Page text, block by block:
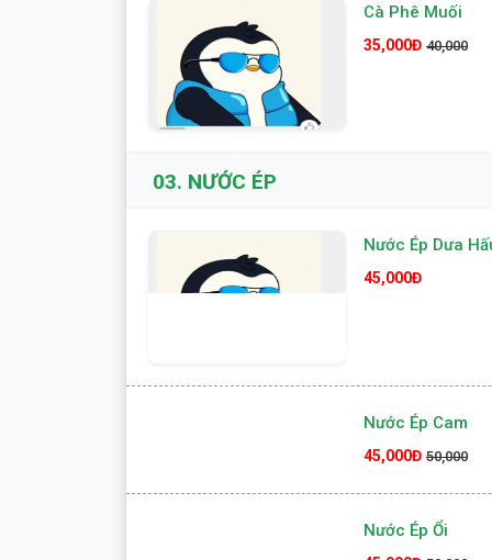
Cà Phê Muối
35,000Đ 40,000
03. NƯỚC ÉP
Nước Ép Dưa
45,000Đ
Nước Ép Cam
45,000Đ 50,000
Nước Ép Ổi